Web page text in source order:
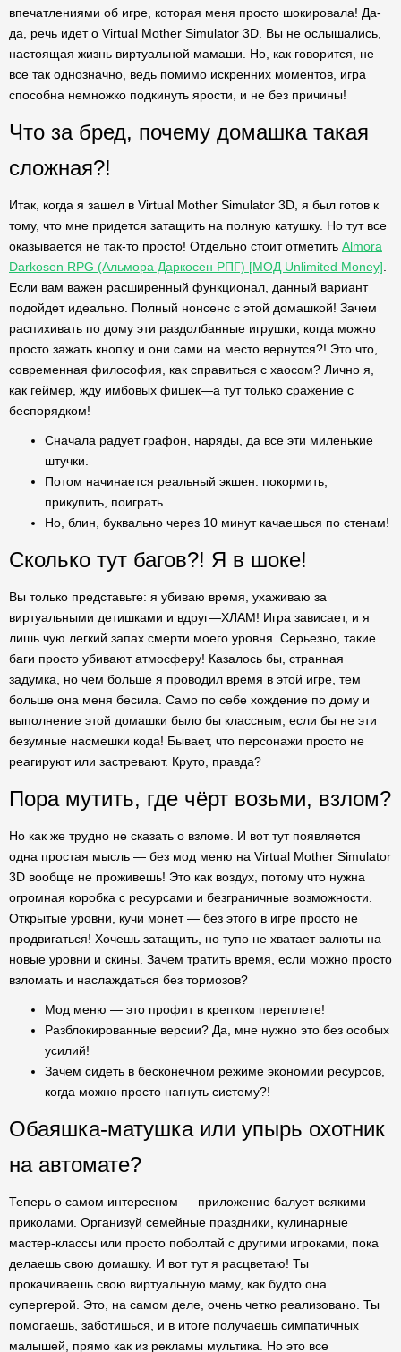
впечатлениями об игре, которая меня просто шокировала! Да-
да, речь идет о Virtual Mother Simulator 3D. Вы не ослышались,
настоящая жизнь виртуальной мамаши. Но, как говорится, не
все так однозначно, ведь помимо искренних моментов, игра
способна немножко подкинуть ярости, и не без причины!
Что за бред, почему домашка такая
сложная?!
Итак, когда я зашел в Virtual Mother Simulator 3D, я был готов к
тому, что мне придется затащить на полную катушку. Но тут все
оказывается не так-то просто! Отдельно стоит отметить Almora
Darkosen RPG (Альмора Даркосен РПГ) [МОД Unlimited Money]
Если вам важен расширенный функционал, данный вариант
подойдет идеально. Полный нонсенс с этой домашкой! Зачем
распихивать по дому эти раздолбанные игрушки, когда можно
просто зажать кнопку и они сами на место вернутся?! Это что,
современная философия, как справиться с хаосом? Лично я,
как геймер, жду имбовых фишек—а тут только сражение с
беспорядком!
Сначала радует графон, наряды, да все эти миленькие
штучки.
Потом начинается реальный экшен: покормить,
прикупить, поиграть...
Но, блин, буквально через 10 минут качаешься по стенам!
Сколько тут багов?! Я в шоке!
Вы только представьте: я убиваю время, ухаживаю за
виртуальными детишками и вдруг—ХЛАМ! Игра зависает, и я
лишь чую легкий запах смерти моего уровня. Серьезно, такие
баги просто убивают атмосферу! Казалось бы, странная
задумка, но чем больше я проводил время в этой игре, тем
больше она меня бесила. Само по себе хождение по дому и
выполнение этой домашки было бы классным, если бы не эти
безумные насмешки кода! Бывает, что персонажи просто не
реагируют или застревают. Круто, правда?
Пора мутить, где чёрт возьми, взлом?
Но как же трудно не сказать о взломе. И вот тут появляется
одна простая мысль — без мод меню на Virtual Mother Simulator
3D вообще не проживешь! Это как воздух, потому что нужна
огромная коробка с ресурсами и безграничные возможности.
Открытые уровни, кучи монет — без этого в игре просто не
продвигаться! Хочешь затащить, но тупо не хватает валюты на
новые уровни и скины. Зачем тратить время, если можно просто
взломать и наслаждаться без тормозов?
Мод меню — это профит в крепком переплете!
Разблокированные версии? Да, мне нужно это без особых
усилий!
Зачем сидеть в бесконечном режиме экономии ресурсов,
когда можно просто нагнуть систему?!
Обаяшка-матушка или упырь охотник
на автомате?
Теперь о самом интересном — приложение балует всякими
приколами. Организуй семейные праздники, кулинарные
мастер-классы или просто поболтай с другими игроками, пока
делаешь свою домашку. И вот тут я расцветаю! Ты
прокачиваешь свою виртуальную маму, как будто она
супергерой. Это, на самом деле, очень четко реализовано. Ты
помогаешь, заботишься, и в итоге получаешь симпатичных
малышей, прямо как из рекламы мультика. Но это все